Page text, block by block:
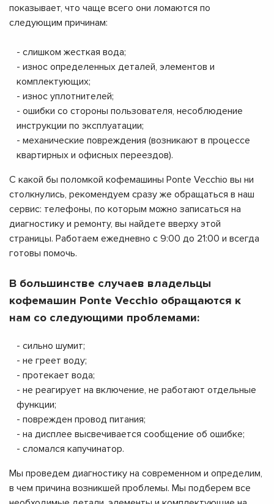
показывает, что чаще всего они ломаются по
следующим причинам:
- слишком жесткая вода;
- износ определенных деталей, элементов и
комплектующих;
- износ уплотнителей;
- ошибки со стороны пользователя, несоблюдение
инструкции по эксплуатации;
- механические повреждения (возникают в процессе
квартирных и офисных переездов).
С какой бы поломкой кофемашины Ponte Vecchio вы ни
столкнулись, рекомендуем сразу же обращаться в наш
сервис: телефоны, по которым можно записаться на
диагностику и ремонту, вы найдете вверху этой
страницы. Работаем ежедневно с 9:00 до 21:00 и всегда
готовы помочь.
В большинстве случаев владельцы
кофемашин Ponte Vecchio обращаются к
нам со следующими проблемами:
- сильно шумит;
- не греет воду;
- протекает вода;
- не реагирует на включение, не работают отдельные
функции;
- поврежден провод питания;
- на дисплее высвечивается сообщение об ошибке;
- сломался капучинатор.
Мы проведем диагностику на современном и определим,
в чем причина возникшей проблемы. Мы подберем все